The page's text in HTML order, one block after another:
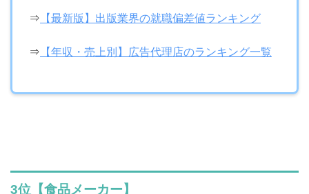
⇒ 【最新版】出版業界の就職偏差値ランキング
⇒ 【年収・売上別】広告代理店のランキング一覧
3位【食品メーカー】